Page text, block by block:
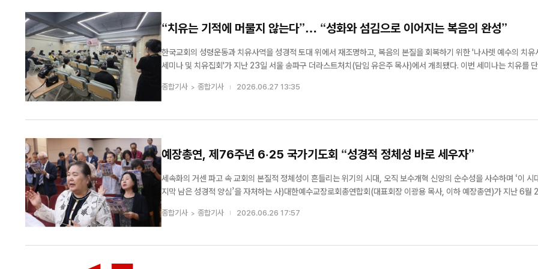
“치유는 기적에 머물지 않는다”… “성화와 섬김으로 이어지는 복음의 완성”
한국교회의 성령운동과 치유사역을 성경적 토대 위에서 재조명하고, 복음의 본질을 회복하기 위한 '나사렛 예수의 치유
세미나 및 치유집회'가 지난 23일 서울 송파구 더라스트처치(담임 유은주 목사)에서 개최됐다. 이번 세미나는 치유를 단순
련됐으며,...
종합기사 종합기사 2026.06.27 13:35
예장총연, 제76주년 6·25 국가기도회 “성경적 정체성 바로 세우자”
세속화의 거센 파고 속 교회의 본질적 정체성이 흔들리는 위기의 시대, 오직 보수개혁 신앙의 순수성을 사수하며 ‘이 시
지막 남은 성경적 양심’을 자처하는 사)대한예수교장로회총연합회(대표회장 이광용 목사, 이하 예장총연)가 지난 6월
일 제76주년 6·25를 맞아 서울 연지동 기독교회관 대강당에서 ‘국가기도회’를 개최했다. 예장총연은 매년 삼일절, 6·2
5, 광복절 등 민족의 역사적 고비마다 ...
종합기사 종합기사 2026.06.26 17:57